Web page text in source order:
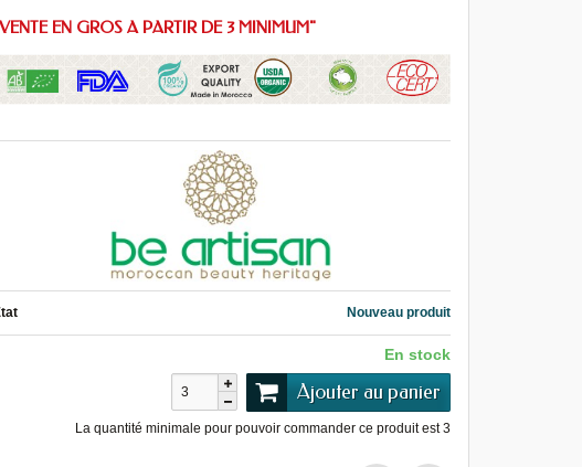
EN GROS A PARTIR DE 3 MINIMUM"
Nouveau produit
En stock
Ajouter au panier
La quantité minimale pour pouvoir commander ce produit est3